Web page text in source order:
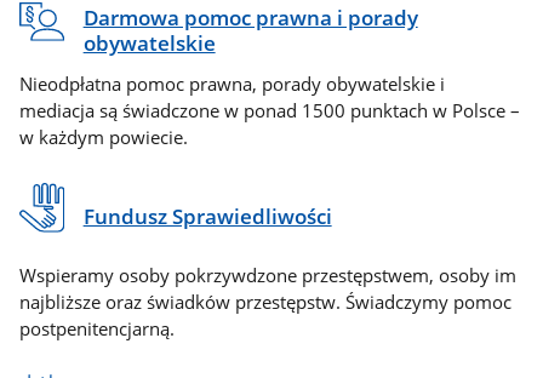
Darmowa pomoc prawna i porady
obywatelskie
Nieodpłatna pomoc prawna, porady obywatelskie i
mediacja są świadczone w ponad 1500 punktach w Polsce –
w każdym powiecie.
Fundusz Sprawiedliwości
Wspieramy osoby pokrzywdzone przestępstwem, osoby im
najbliższe oraz świadków przestępstw. Świadczymy pomoc
postpenitencjarną.